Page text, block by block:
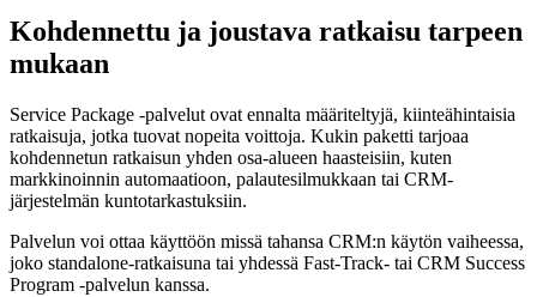
Kohdennettu ja joustava ratkaisu tarpeen
mukaan
Service Package -palvelut ovat ennalta määriteltyjä, kiinteähintaisia
ratkaisuja, jotka tuovat nopeita voittoja. Kukin paketti tarjoaa
kohdennetun ratkaisun yhden osa-alueen haasteisiin, kuten
markkinoinnin automaatioon, palautesilmukkaan tai CRM-
järjestelmän kuntotarkastuksiin.
Palvelun voi ottaa käyttöön missä tahansa CRM:n käytön vaiheessa,
joko standalone-ratkaisuna tai yhdessä Fast-Track- tai CRM Success
Program -palvelun kanssa.